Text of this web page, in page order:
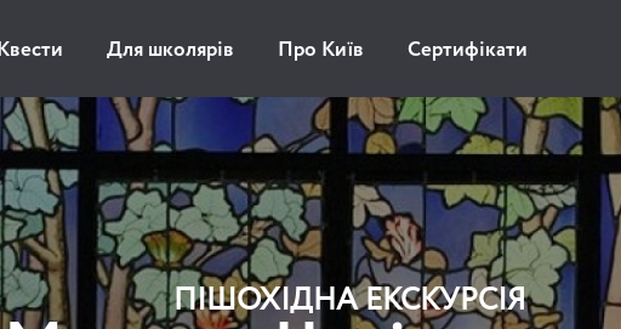
Квести Для школярів Про Київ Сертифікати
ПІШОХІДНА ЕКСКУРСІЯ